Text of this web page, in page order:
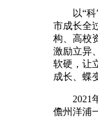
以“科”
市成长全
构、高校
激励立异
软硬，让
成长、蝶
2021年
儋州洋浦